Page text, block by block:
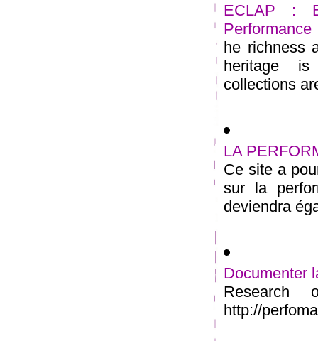
ECLAP :
Performance
he richness
heritage is
collections
LA
Ce site a
sur la
deviendra
Documenter
http://